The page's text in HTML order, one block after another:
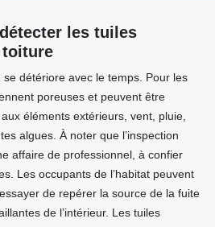
les tuiles
toiture
détériore avec le temps. Pour les
poreuses et peuvent être
éléments extérieurs, vent, pluie,
algues. À noter que l’inspection
affaire de professionnel, à confier
Les occupants de l’habitat peuvent
de repérer la source de la fuite
de l’intérieur. Les tuiles